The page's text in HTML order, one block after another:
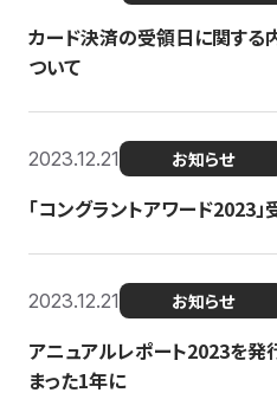
カード決済の受領日に関す
ついて
2023.12.21 お知らせ
「コングラントアワード2023
2023.12.21 お知らせ
アニュアルレポート2023を発
まった1年に